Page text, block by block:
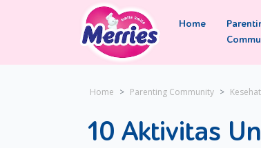
Home
Home Parenting Community
10 Aktivitas